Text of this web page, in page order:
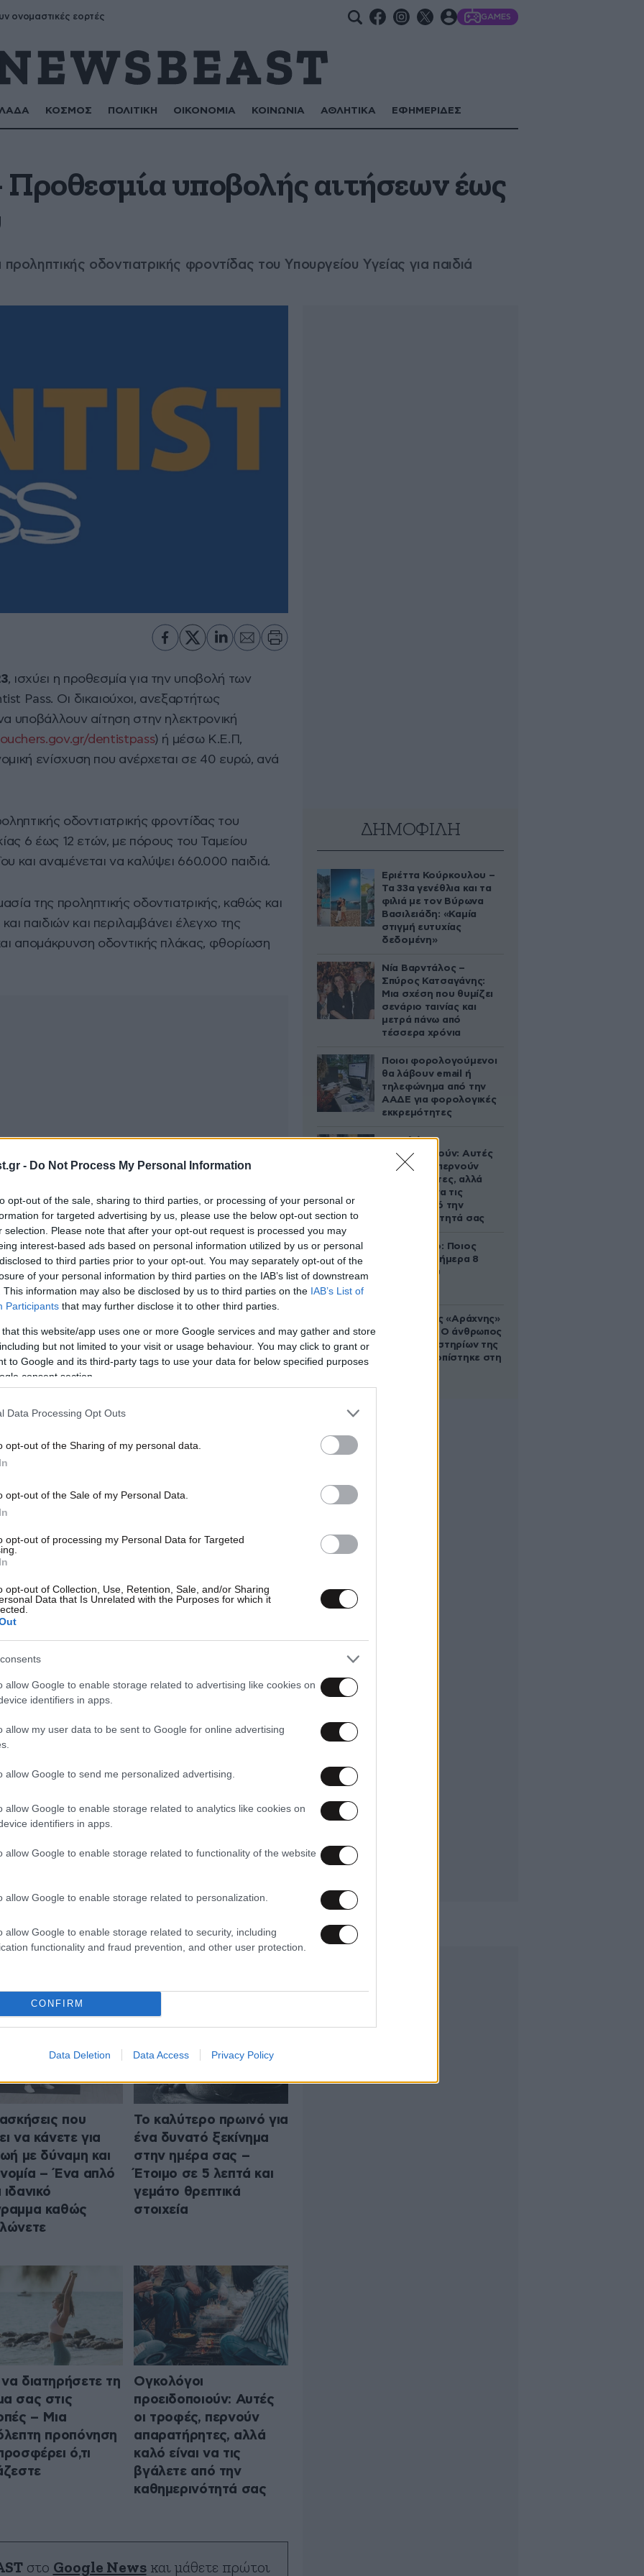
- Do Not Process My Personal Information
opt-out of the sale, sharing to third parties, or processing of your personal or
for targeted advertising by us, please use the below opt-out section to
selection. Please note that after your opt-out request is processed you may
interest-based ads based on personal information utilized by us or personal
to third parties prior to your opt-out. You may separately opt-out of the
of your personal information by third parties on the IAB’s list of downstream
This information may also be disclosed by us to third parties on the IAB’s List of
Participants that may further disclose it to other third parties.
that this website/app uses one or more Google services and may gather and store
but not limited to your visit or usage behaviour. You may click to grant or
to Google and its third-party tags to use your data for below specified purposes
consent section.
Data Processing Opt Outs
opt-out of the Sharing of my personal data.
opt-out of the Sale of my Personal Data.
opt-out of processing my Personal Data for Targeted
opt-out of Collection, Use, Retention, Sale, and/or Sharing
Data that Is Unrelated with the Purposes for which it
allow Google to enable storage related to advertising like cookies on
identifiers in apps.
allow my user data to be sent to Google for online advertising
allow Google to send me personalized advertising.
allow Google to enable storage related to analytics like cookies on
identifiers in apps.
allow Google to enable storage related to functionality of the website
allow Google to enable storage related to personalization.
allow Google to enable storage related to security, including
functionality and fraud prevention, and other user protection.
CONFIRM
Data Deletion Data Access Privacy Policy
ονομαστικές εορτές GAMES
ΚΟΣΜΟΣ ΠΟΛΙΤΙΚΗ ΟΙΚΟΝΟΜΙΑ ΚΟΙΝΩΝΙΑ ΑΘΛΗΤΙΚΑ ΕΦΗΜΕΡΙΔΕΣ
υποβολής αιτήσεων έως
οδοντιατρικής φροντίδας του Υπουργείου Υγείας για παιδιά
, ισχύει η προθεσμία για την υποβολή των
Pass. Οι δικαιούχοι, ανεξαρτήτως
υποβάλλουν αίτηση στην ηλεκτρονική
dentistpass) ή μέσω Κ.Ε.Π,
ενίσχυση που ανέρχεται σε 40 ευρώ, ανά
οδοντιατρικής φροντίδας του
6 έως 12 ετών, με πόρους του Ταμείου
και αναμένεται να καλύψει 660.000 παιδιά.
της προληπτικής οδοντιατρικής, καθώς και
παιδιών και περιλαμβάνει έλεγχο της
απομάκρυνση οδοντικής πλάκας, φθορίωση
στον δικαιούχο γονέα ή κηδεμόνα σε
μπορεί να χρησιμοποιηθεί για έξι (6) πλήρεις
έκδοσής της, σε οδοντιατρεία/ορθοδοντικά
και διαθέτουν POS με σχετικό κωδικό. Να
για λογαριασμό του παιδιού, από ενήλικο
μέριμνα ή την επιμέλεια ή την
ασφαλιστική κάλυψη, ενεργώντας ως ο
σκοπούς του παρόντος Προγράμματος.
«Υλοποίηση Εθνικού Προγράμματος
Δοξιάδης»» του Υπουργείου Υγείας και
Πληροφορίας ΜΑΕ, στο πλαίσιο του «Εθνικού
Ελλάδα 2.0» με τη χρηματοδότηση της
ενδιαφερόμενοι μπορούν να καλούν στην
2154936, από Δευτέρα έως Παρασκευή
ΔΗΜΟΦΙΛΗ
Εριέττα Κούρκουλου –
Τα 33α γενέθλια και τα
φιλιά με τον Βύρωνα
Βασιλειάδη: «Καμία
στιγμή ευτυχίας
δεδομένη»
Νία Βαρντάλος –
Σπύρος Κατσαγάνης:
Μια σχέση που θυμίζει
σενάριο ταινίας και
μετρά πάνω από
τέσσερα χρόνια
Ποιοι φορολογούμενοι
θα λάβουν email ή
τηλεφώνημα από την
ΑΑΔΕ για φορολογικές
εκκρεμότητες
Ογκολόγοι
προειδοποιούν: Αυτές
οι τροφές, περνούν
απαρατήρητες, αλλά
καλό είναι να τις
βγάλετε από την
καθημερινότητά σας
Εορτολόγιο: Ποιος
γιορτάζει σήμερα 8
Αυγούστου
Στα ίχνη της «Αράχνης»
του Άσαντ: Ο άνθρωπος
των βασανιστηρίων της
Συρίας εντοπίστηκε στη
ΥΓΕΙΑ
που
να κάνετε για
με δύναμη και
– Ένα απλό
καθώς
Το καλύτερο πρωινό για
ένα δυνατό ξεκίνημα
στην ημέρα σας –
Έτοιμο σε 5 λεπτά και
γεμάτο θρεπτικά
στοιχεία
διατηρήσετε τη
σας στις
– Μια
προπόνηση
ό,τι
Ογκολόγοι
προειδοποιούν: Αυτές
οι τροφές, περνούν
απαρατήρητες, αλλά
καλό είναι να τις
βγάλετε από την
καθημερινότητά σας
στο Google Newsκαι μάθετε πρώτοι